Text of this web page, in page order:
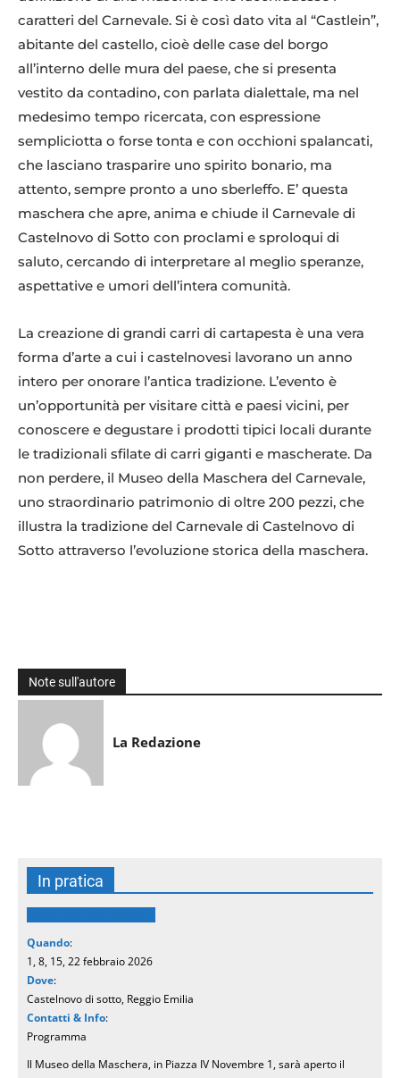
caratteri del Carnevale. Si è così dato vita al “Castlein”,
abitante del castello, cioè delle case del borgo
all’interno delle mura del paese, che si presenta
vestito da contadino, con parlata dialettale, ma nel
medesimo tempo ricercata, con espressione
sempliciotta o forse tonta e con occhioni spalancati,
che lasciano trasparire uno spirito bonario, ma
attento, sempre pronto a uno sberleffo. E’ questa
maschera che apre, anima e chiude il Carnevale di
Castelnovo di Sotto con proclami e sproloqui di
saluto, cercando di interpretare al meglio speranze,
aspettative e umori dell’intera comunità.
La creazione di grandi carri di cartapesta è una vera
forma d’arte a cui i castelnovesi lavorano un anno
intero per onorare l’antica tradizione. L’evento è
un’opportunità per visitare città e paesi vicini, per
conoscere e degustare i prodotti tipici locali durante
le tradizionali sfilate di carri giganti e mascherate. Da
non perdere, il Museo della Maschera del Carnevale,
uno straordinario patrimonio di oltre 200 pezzi, che
illustra la tradizione del Carnevale di Castelnovo di
Sotto attraverso l’evoluzione storica della maschera.
Note sull'autore
La Redazione
In pratica
Quando:
1, 8, 15, 22 febbraio 2026
Dove:
Castelnovo di sotto, Reggio Emilia
Contatti & Info:
Programma
Il Museo della Maschera, in Piazza IV Novembre 1, sarà aperto il